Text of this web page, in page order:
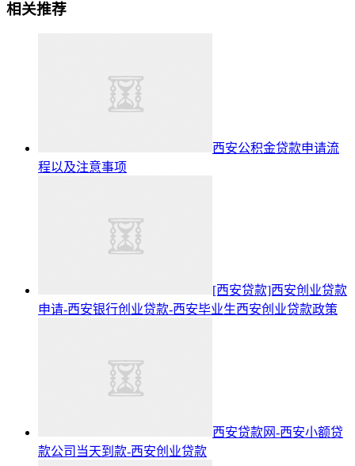
相关推荐
西安公积金贷款申请流
程以及注意事项
[西安贷款]西安创业贷款
申请-西安银行创业贷款-西安毕业生西安创业贷款政策
西安贷款网-西安小额贷
款公司当天到款-西安创业贷款